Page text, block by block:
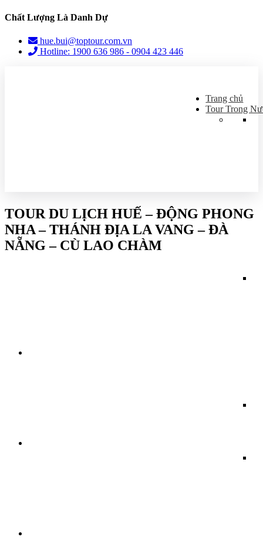
Chất Lượng Là Danh Dự
hue.bui@toptour.com.vn
Hotline: 1900 636 986 - 0904 423 446
Trang chủ
Tour Trong
TOUR DU LỊCH HUẾ – ĐỘNG PHONG
NHA – THÁNH ĐỊA LA VANG – ĐÀ
NẴNG – CÙ LAO CHÀM